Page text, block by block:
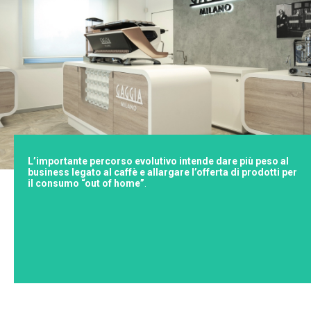
L’importante percorso evolutivo intende dare più peso al
business legato al caffè e allargare l’offerta di prodotti per
il consumo “out of home”